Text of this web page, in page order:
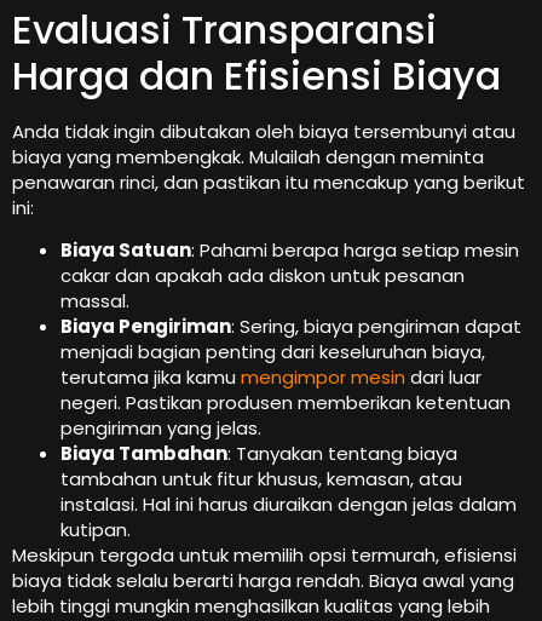
Evaluasi Transparansi
Harga dan Efisiensi Biaya
Anda tidak ingin dibutakan oleh biaya tersembunyi atau
biaya yang membengkak. Mulailah dengan meminta
penawaran rinci, dan pastikan itu mencakup yang berikut
ini:
Biaya Satuan: Pahami berapa harga setiap mesin
cakar dan apakah ada diskon untuk pesanan
massal.
Biaya Pengiriman: Sering, biaya pengiriman dapat
menjadi bagian penting dari keseluruhan biaya,
terutama jika kamu mengimpor mesin dari luar
negeri. Pastikan produsen memberikan ketentuan
pengiriman yang jelas.
Biaya Tambahan: Tanyakan tentang biaya
tambahan untuk fitur khusus, kemasan, atau
instalasi. Hal ini harus diuraikan dengan jelas dalam
kutipan.
Meskipun tergoda untuk memilih opsi termurah, efisiensi
biaya tidak selalu berarti harga rendah. Biaya awal yang
lebih tinggi mungkin menghasilkan kualitas yang lebih